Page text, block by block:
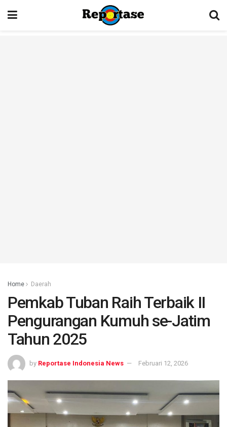
Home Daerah
Pemkab Tuban Raih Terbaik II
Pengurangan Kumuh se-Jatim
Tahun 2025
by Reportase Indonesia News Februari 12, 2026